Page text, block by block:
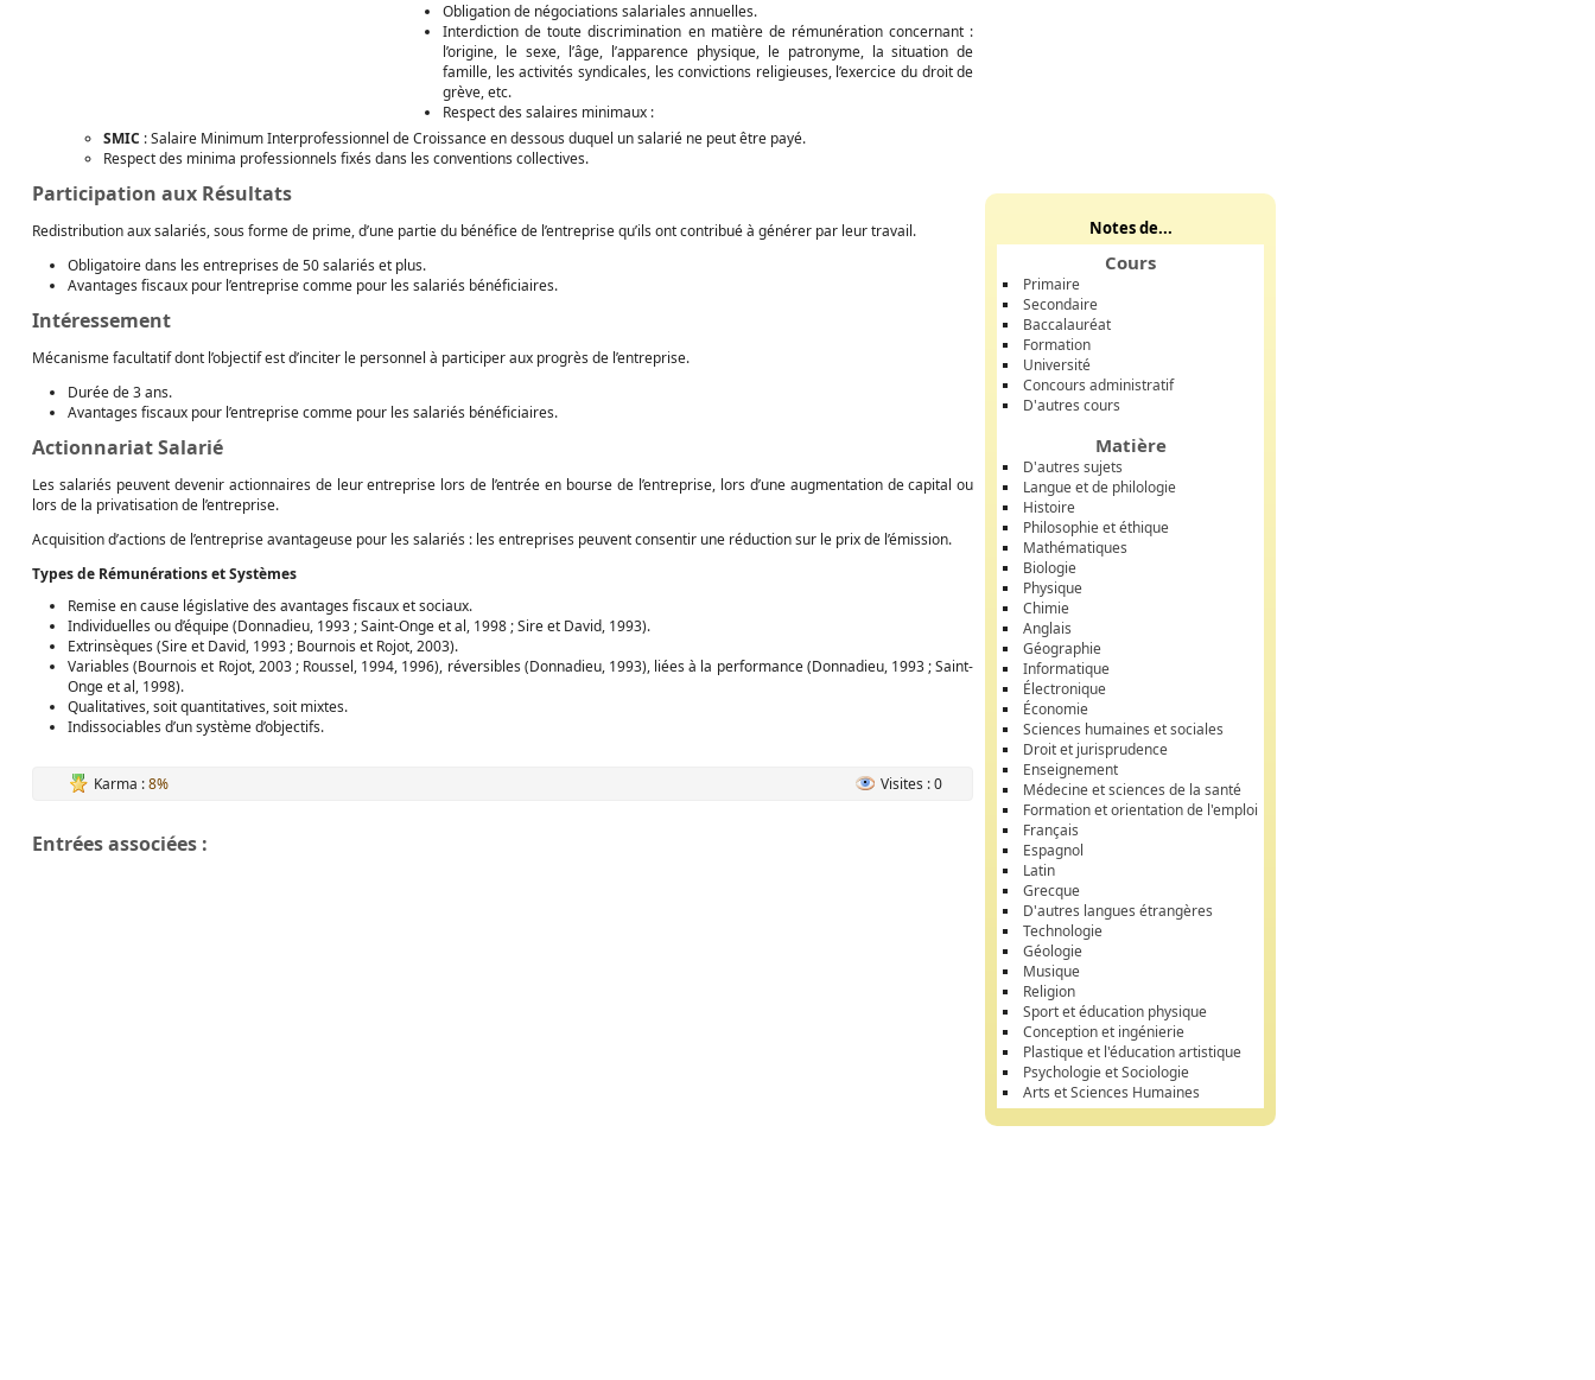
Obligation de négociations salariales annuelles.
Interdiction de toute discrimination en matière de rémunération concernant :
l’origine, le sexe, l’âge, l’apparence physique, le patronyme, la situation de
famille, les activités syndicales, les convictions religieuses, l’exercice du droit de
grève, etc.
Respect des salaires minimaux :
SMIC : Salaire Minimum Interprofessionnel de Croissance en dessous duquel un salarié ne peut être payé.
Respect des minima professionnels fixés dans les conventions collectives.
Participation aux Résultats
Redistribution aux salariés, sous forme de prime, d’une partie du bénéfice de l’entreprise qu’ils ont contribué à générer par leur travail.
Obligatoire dans les entreprises de 50 salariés et plus.
Avantages fiscaux pour l’entreprise comme pour les salariés bénéficiaires.
Intéressement
Mécanisme facultatif dont l’objectif est d’inciter le personnel à participer aux progrès de l’entreprise.
Durée de 3 ans.
Avantages fiscaux pour l’entreprise comme pour les salariés bénéficiaires.
Actionnariat Salarié
Les salariés peuvent devenir actionnaires de leur entreprise lors de l’entrée en bourse de l’entreprise, lors d’une augmentation de capital ou
lors de la privatisation de l’entreprise.
Acquisition d’actions de l’entreprise avantageuse pour les salariés : les entreprises peuvent consentir une réduction sur le prix de l’émission.
Types de Rémunérations et Systèmes
Remise en cause législative des avantages fiscaux et sociaux.
Individuelles ou d’équipe (Donnadieu, 1993 ; Saint-Onge et al, 1998 ; Sire et David, 1993).
Extrinsèques (Sire et David, 1993 ; Bournois et Rojot, 2003).
Variables (Bournois et Rojot, 2003 ; Roussel, 1994, 1996), réversibles (Donnadieu, 1993), liées à la performance (Donnadieu, 1993 ; Saint-
Onge et al, 1998).
Qualitatives, soit quantitatives, soit mixtes.
Indissociables d’un système d’objectifs.
Karma :8% Visites : 0
Entrées associées :
Notes de...
Cours
Primaire
Secondaire
Baccalauréat
Formation
Université
Concours administratif
D'autres cours
Matière
D'autres sujets
Langue et de philologie
Histoire
Philosophie et éthique
Mathématiques
Biologie
Physique
Chimie
Anglais
Géographie
Informatique
Électronique
Économie
Sciences humaines et sociales
Droit et jurisprudence
Enseignement
Médecine et sciences de la santé
Formation et orientation de l'emploi
Français
Espagnol
Latin
Grecque
D'autres langues étrangères
Technologie
Géologie
Musique
Religion
Sport et éducation physique
Conception et ingénierie
Plastique et l'éducation artistique
Psychologie et Sociologie
Arts et Sciences Humaines